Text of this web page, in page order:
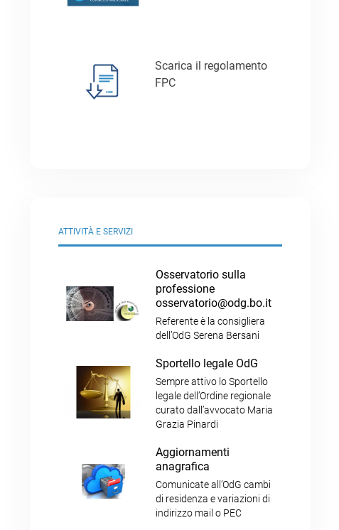
Scarica il regolamento
FPC
ATTIVITÀ E SERVIZI
Osservatorio sulla
professione
osservatorio@odg.bo.it
Referente è la consigliera
dell’OdG Serena Bersani
Sportello legale OdG
Sempre attivo lo Sportello
legale dell’Ordine regionale
curato dall’avvocato Maria
Grazia Pinardi
Aggiornamenti
anagrafica
Comunicate all’OdG cambi
di residenza e variazioni di
indirizzo mail o PEC